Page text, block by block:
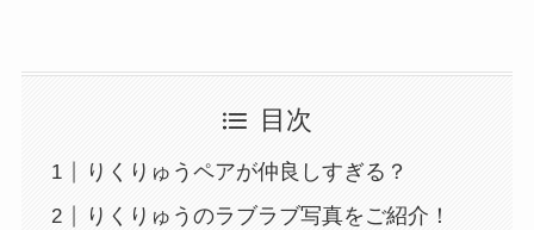
目次
りくりゅうペアが仲良しすぎる？
りくりゅうのラブラブ写真をご紹介！